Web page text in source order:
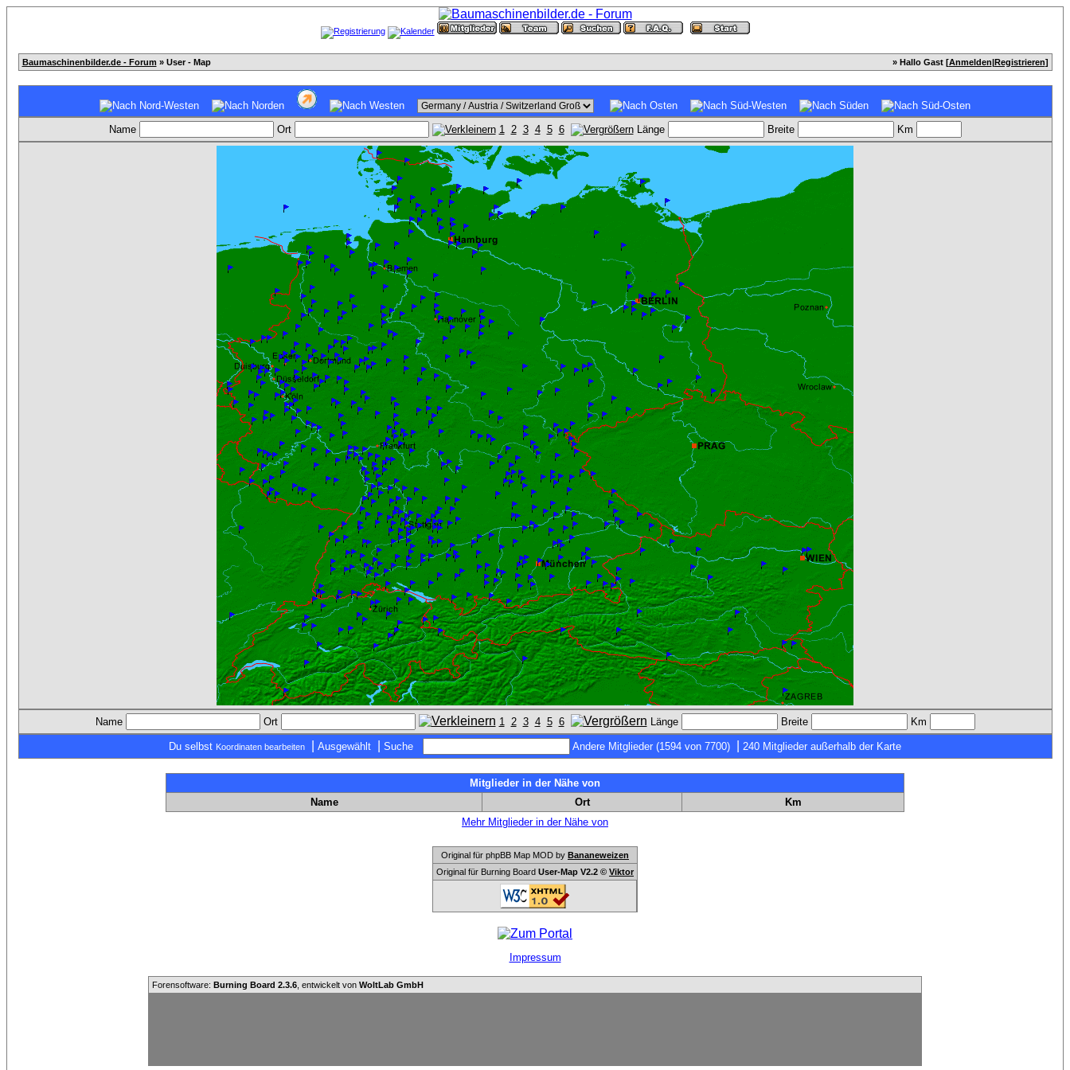
Baumaschinenbilder.de - Forum » User - Map » Hallo Gast [Anmelden|Registrieren]
Name Ort 1 2 3 4 5 6 Länge Breite Km
Name Ort 1 2 3 4 5 6 Länge Breite Km
Du selbst Koordinaten bearbeiten Ausgewählt Suche Andere Mitglieder (1594 von 7700) 240 Mitglieder außerhalb der Karte
Mitglieder in der Nähe von
Name
Ort
Km
Mehr Mitglieder in der Nähe von
Original für phpBB Map MOD by Bananeweizen
Original für Burning Board User-Map V2.2 © Viktor
Impressum
Forensoftware: Burning Board 2.3.6 , entwickelt von WoltLab GmbH